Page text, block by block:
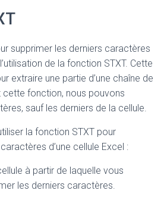
supprimer les derniers caractères
de la fonction STXT. Cette
extraire une partie d’une chaîne de
cette fonction, nous pouvons
sauf les derniers de la cellule.
la fonction STXT pour
d’une cellule Excel :
à partir de laquelle vous
les derniers caractères.